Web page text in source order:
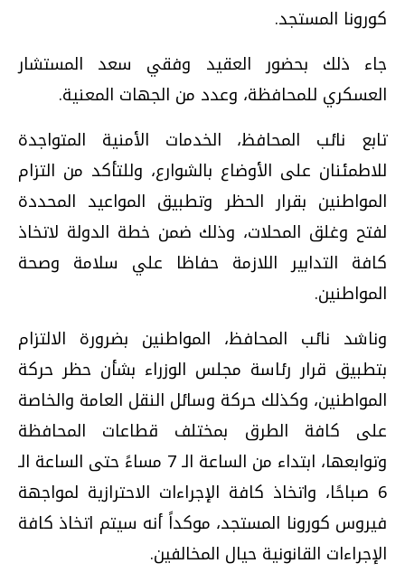
كورونا المستجد.
جاء ذلك بحضور العقيد وفقي سعد المستشار
العسكري للمحافظة، وعدد من الجهات المعنية.
تابع نائب المحافظ، الخدمات الأمنية المتواجدة
للاطمئنان على الأوضاع بالشوارع، وللتأكد من التزام
المواطنين بقرار الحظر وتطبيق المواعيد المحددة
لفتح وغلق المحلات، وذلك ضمن خطة الدولة لاتخاذ
كافة التدابير اللازمة حفاظا علي سلامة وصحة
المواطنين.
وناشد نائب المحافظ، المواطنين بضرورة الالتزام
بتطبيق قرار رئاسة مجلس الوزراء بشأن حظر حركة
المواطنين، وكذلك حركة وسائل النقل العامة والخاصة
على كافة الطرق بمختلف قطاعات المحافظة
وتوابعها، ابتداء من الساعة الـ 7 مساءً حتى الساعة الـ
6 صباحًا، واتخاذ كافة الإجراءات الاحترازية لمواجهة
فيروس كورونا المستجد، موكداً أنه سيتم اتخاذ كافة
الإجراءات القانونية حيال المخالفين.